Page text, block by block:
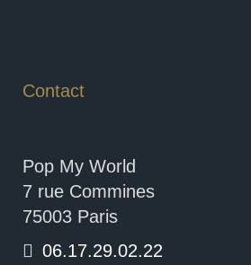
Contact
Pop My World
7 rue Commines
75003 Paris
06.17.29.02.22